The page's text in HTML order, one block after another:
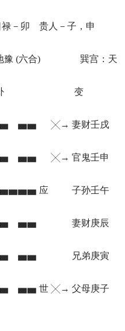
－卯 贵人－子，申
合) 巽宫：天
本 卦 变
▅▅ ╳→ 妻财壬戌
▅▅ ╳→ 官鬼壬申
应 子孙壬午
▅▅ 妻财庚辰
▅▅ 兄弟庚寅
▅▅ ▅▅ 世 ╳→ 父母庚子